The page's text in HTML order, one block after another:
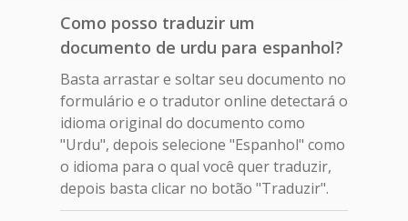
Como posso traduzir um
documento de urdu para espanhol?
Basta arrastar e soltar seu documento no
formulário e o tradutor online detectará o
idioma original do documento como
"Urdu", depois selecione "Espanhol" como
o idioma para o qual você quer traduzir,
depois basta clicar no botão "Traduzir".